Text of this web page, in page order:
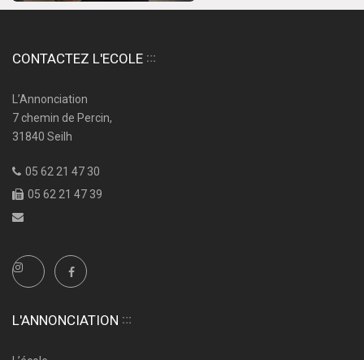
CONTACTEZ L'ECOLE
L’Annonciation
7 chemin de Percin,
31840 Seilh
05 62 21 47 30
05 62 21 47 39
L'ANNONCIATION